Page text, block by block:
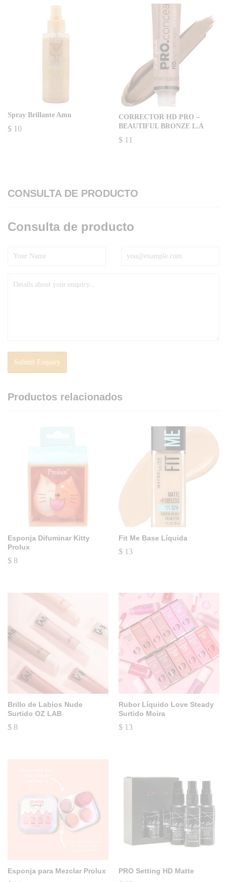
Spray Brillante Amu
$ 10
CORRECTOR HD PRO –
BEAUTIFUL BRONZE L.A
$ 11
CONSULTA DE PRODUCTO
Consulta de producto
Productos relacionados
Esponja Difuminar Kitty
Prolux
$ 8
Fit Me Base Líquida
$ 13
Brillo de Labios Nude
Surtido OZ LAB
$ 8
Rubor Líquido Love Steady
Surtido Moira
$ 13
Esponja para Mezclar Prolux PRO Setting HD Matte